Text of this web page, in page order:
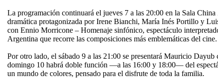
La programación continuará el jueves 7 a las 20:00 en la Sala
dramática protagonizada por Irene Bianchi, María Inés Portillo y
con Ennio Morricone – Homenaje sinfónico, espectáculo
Argentina que recorre las composiciones más emblemáticas del cine.
Por otro lado, el sábado 9 a las 21:00 se presentará Mauricio
domingo 10 habrá doble función —a las 16:00 y 18:00— del
un mundo de colores, pensado para el disfrute de toda la familia.